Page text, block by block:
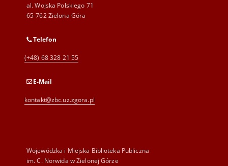
al. Wojska Polskiego 71
65-762 Zielona Góra
Telefon
(+48) 68 328 21 55
E-Mail
kontakt@zbc.uz.zgora.pl
Wojewódzka i Miejska Biblioteka Publiczna
im. C. Norwida w Zielonej Górze